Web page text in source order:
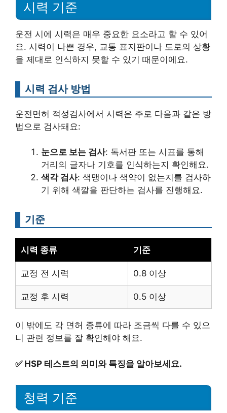
시력 기준
운전 시에 시력은 매우 중요한 요소라고 할 수 있어
요. 시력이 나쁜 경우, 교통 표지판이나 도로의 상황
을 제대로 인식하지 못할 수 있기 때문이에요.
시력 검사 방법
운전면허 적성검사에서 시력은 주로 다음과 같은 방
법으로 검사돼요:
눈으로 보는 검사: 독서판 또는 시표를 통해
거리의 글자나 기호를 인식하는지 확인해요.
색각 검사: 색맹이나 색약이 없는지를 검사하
기 위해 색깔을 판단하는 검사를 진행해요.
기준
시력 종류 기준
교정 전 시력 0.8 이상
교정 후 시력 0.5 이상
이 밖에도 각 면허 종류에 따라 조금씩 다를 수 있으
니 관련 정보를 잘 확인해야 해요.
✅ HSP 테스트의 의미와 특징을 알아보세요.
청력 기준